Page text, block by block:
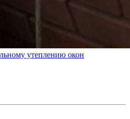
утеплению окон